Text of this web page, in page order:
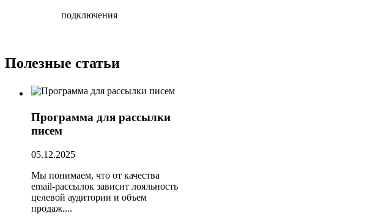
подключения
Полезные статьи
Программа для рассылки
писем
05.12.2025
Мы понимаем, что от качества
email-рассылок зависит лояльность
целевой аудитории и объем
продаж....